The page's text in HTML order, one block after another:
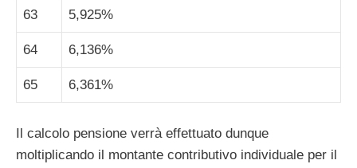
63 5,925%
64 6,136%
65 6,361%
Il calcolo pensione verrà effettuato dunque
moltiplicando il montante contributivo individuale per il